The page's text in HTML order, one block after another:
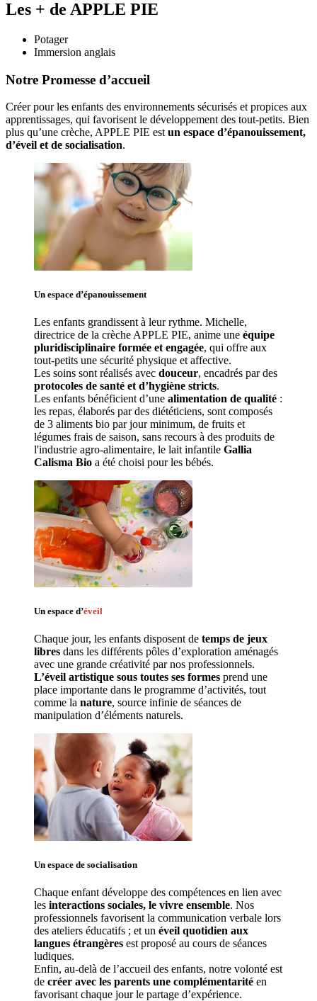
Les + de APPLE PIE
Potager
Immersion anglais
Notre Promesse d’accueil
Créer pour les enfants des environnements sécurisés et propices aux
apprentissages, qui favorisent le développement des tout-petits. Bien
plus qu’une crèche, APPLE PIE est un espace d’épanouissement,
d’éveil et de socialisation.
Un espace d’épanouissement
Les enfants grandissent à leur rythme. Michelle,
directrice de la crèche APPLE PIE, anime une équipe
pluridisciplinaire formée et engagée, qui offre aux
tout-petits une sécurité physique et affective.
Les soins sont réalisés avec douceur
protocoles de santé et d’hygiène stricts.
Les enfants bénéficient d’une alimentation de qualité :
les repas, élaborés par des diététiciens, sont composés
de 3 aliments bio par jour minimum, de fruits et
légumes frais de saison, sans recours à des produits de
l'industrie agro-alimentaire, le lait infantile Gallia
Calisma Bio a été choisi pour les bébés.
Un espace d’éveil
Chaque jour, les enfants disposent de temps de jeux
libres dans les différents pôles d’exploration aménagés
L’éveil artistique sous toutes ses formes prend une
place importante dans le programme d’activités, tout
comme la nature, source infinie de séances de
manipulation d’éléments naturels.
Un espace de socialisation
Chaque enfant développe des compétences en lien avec
les interactions sociales, le vivre ensemble. Nos
professionnels favorisent la communication verbale lors
des ateliers éducatifs ; et un éveil quotidien aux
langues étrangères est proposé au cours de séances
ludiques.
Enfin, au-delà de l’accueil des enfants, notre volonté est
de créer avec les parents une complémentarité en
favorisant chaque jour le partage d’expérience.